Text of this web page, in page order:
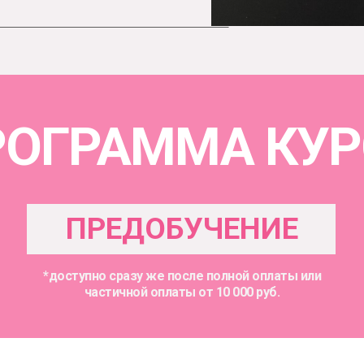
ПРЕДОБУЧЕНИЕ
*доступно сразу же после полной оплаты или
частичной оплаты от 10 000 руб.